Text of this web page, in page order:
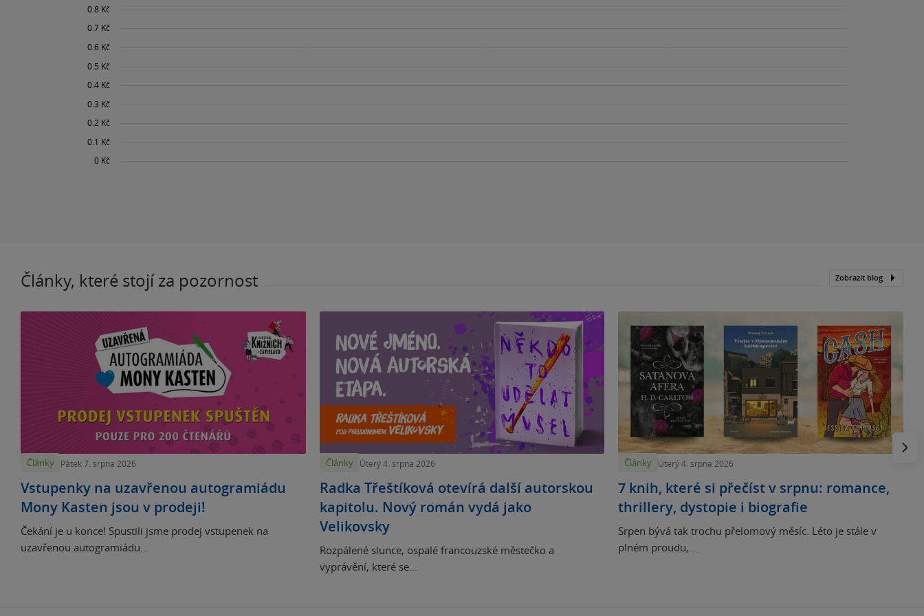
Články, které stojí za pozornost Zobrazit blog
Články Pátek 7. srpna 2026
Vstupenky na uzavřenou autogramiádu
Mony Kasten jsou v prodeji!
Čekání je u konce! Spustili jsme prodej vstupenek na
uzavřenou autogramiádu...
Články Úterý 4. srpna 2026
Radka Třeštíková otevírá další autorskou
kapitolu. Nový román vydá jako
Velikovsky
Rozpálené slunce, ospalé francouzské městečko a
vyprávění, které se...
Články Úterý 4. srpna 2026
7 knih, které si přečíst v srpnu: romance,
thrillery, dystopie i biografie
Srpen bývá tak trochu přelomový měsíc. Léto je stále v
plném proudu,...